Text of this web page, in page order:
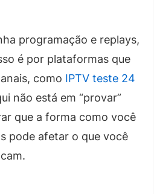
programação e replays,
é por plataformas que
como IPTV teste 24
não está em “provar”
que a forma como você
pode afetar o que você